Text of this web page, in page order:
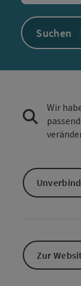
Suchen
Wir
Zur